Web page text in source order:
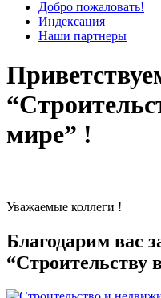
Добро пожаловать!
Индексация
Наши партнеры
мире” !
Уважаемые коллеги !
Благодарим вас
“Строительству